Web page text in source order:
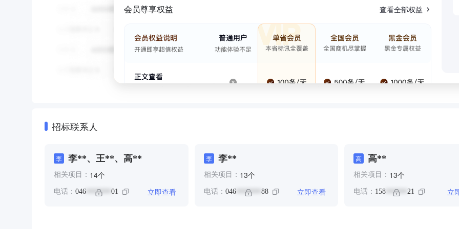
会员尊享权益 查看全部权益
招标联系人
李 李**、王**、高**
相关项目： 14个
电话： 046 ******* 01 立即查看
李 李**
相关项目： 13个
电话： 046******* 88 立即查看
高 高**
相关项目： 13个
电话： 158 ****** 21 立